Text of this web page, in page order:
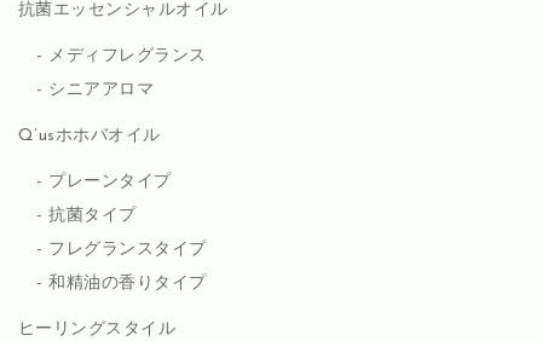
抗菌エッセンシャルオイル
メディフレグランス
シニアアロマ
Q’usホホバオイル
プレーンタイプ
抗菌タイプ
フレグランスタイプ
和精油の香りタイプ
ヒーリングスタイル